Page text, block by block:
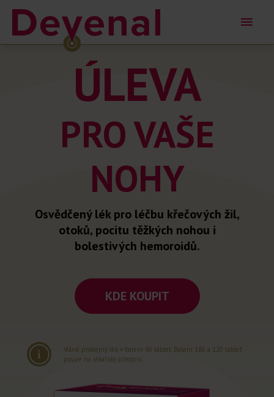
obsah
ÚLEVA
PRO VAŠE
NOHY
Osvědčený lék pro léčbu křečových žil,
otoků, pocitu těžkých nohou i
bolestivých hemoroidů.
KDE KOUPIT
Volně prodejný lék v balení 60 tablet. Balení 180 a 120 tablet
pouze na lékařský předpis.